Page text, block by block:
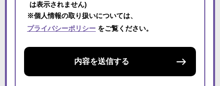
は表示されません)
※個人情報の取り扱いについては、
プライバシーポリシー をご覧ください。
内容を送信する